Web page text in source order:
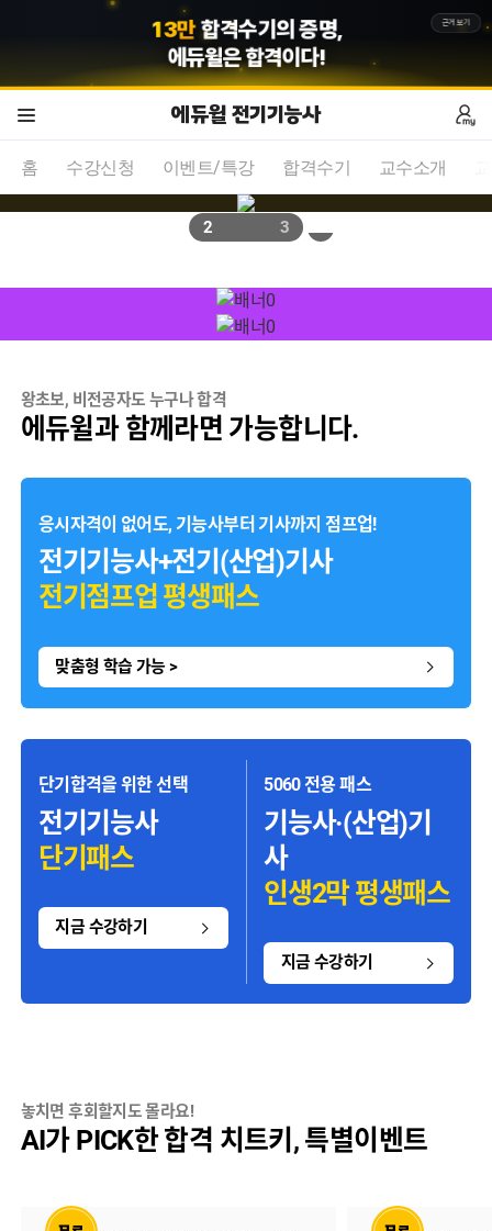
13만 합격수기의 증명,
에듀윌은 합격이다!
근거보기
에듀윌 전기기능사
홈 수강신청 이벤트/특강 합격수기 교수소개
2 3
왕초보, 비전공자도 누구나 합격
에듀윌과 함께라면 가능합니다.
응시자격이 없어도, 기능사부터 기사까지 점프업!
전기기능사+전기(산업)기사
전기점프업 평생패스
맞춤형 학습 가능 >
단기합격을 위한 선택
전기기능사
단기패스
지금 수강하기
5060 전용 패스
기능사·(산업)기
사
인생2막 평생패스
지금 수강하기
놓치면 후회할지도 몰라요!
AI가 PICK한 합격 치트키, 특별이벤트